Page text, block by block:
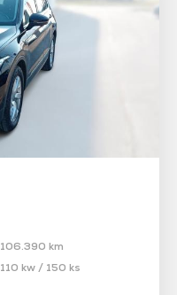
106.390 km
110 kw / 150 ks